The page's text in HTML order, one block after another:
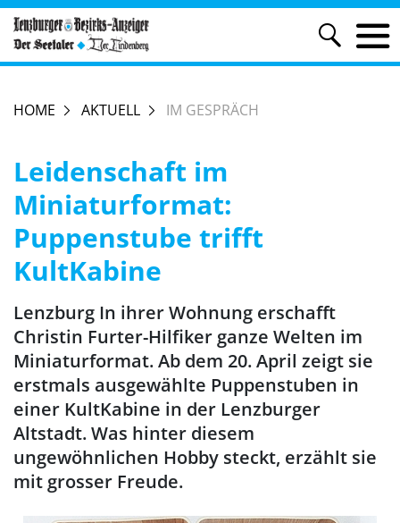
HOME AKTUELL IM GESPRÄCH
Leidenschaft im
Miniaturformat:
Puppenstube trifft
KultKabine
Lenzburg In ihrer Wohnung erschafft
Christin Furter-Hilfiker ganze Welten im
Miniaturformat. Ab dem 20. April zeigt sie
erstmals ausgewählte Puppenstuben in
einer KultKabine in der Lenzburger
Altstadt. Was hinter diesem
ungewöhnlichen Hobby steckt, erzählt sie
mit grosser Freude.